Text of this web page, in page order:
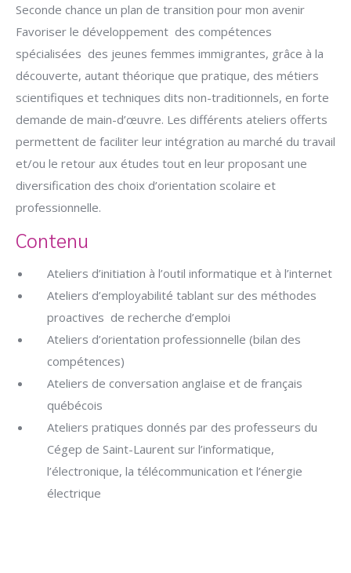
Seconde chance un plan de transition pour mon avenir
Favoriser le développement des compétences
spécialisées des jeunes femmes immigrantes, grâce à la
découverte, autant théorique que pratique, des métiers
scientifiques et techniques dits non-traditionnels, en forte
demande de main-d’œuvre. Les différents ateliers offerts
permettent de faciliter leur intégration au marché du travail
et/ou le retour aux études tout en leur proposant une
diversification des choix d’orientation scolaire et
professionnelle.
Contenu
Ateliers d’initiation à l’outil informatique et à l’internet
Ateliers d’employabilité tablant sur des méthodes
proactives de recherche d’emploi
Ateliers d’orientation professionnelle (bilan des
compétences)
Ateliers de conversation anglaise et de français
québécois
Ateliers pratiques donnés par des professeurs du
Cégep de Saint-Laurent sur l’informatique,
l’électronique, la télécommunication et l’énergie
électrique